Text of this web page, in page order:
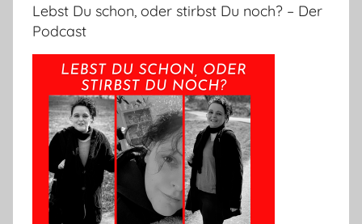
Lebst Du schon, oder stirbst Du noch? – Der
Podcast